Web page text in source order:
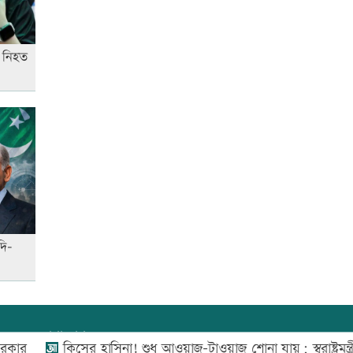
নিহত
যোগাযোগ:০২-৫৫১১১৬৬০,০১৬০০৩৪৪৩৭০-৭১,
কিসের হাসিনা! শুধু আওয়াজ-টাওয়াজ শোনা যায়: স্বরাষ্ট্রমন্ত্রী